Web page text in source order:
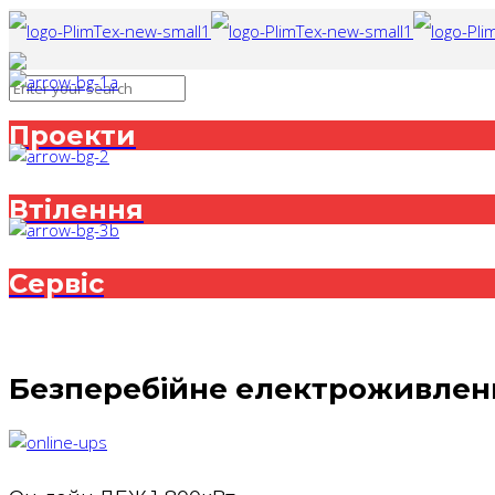
Проекти
Втілення
Сервіс
Безперебійне